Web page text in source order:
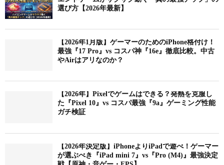
選び方【2026年最新】
【2026年1月版】ゲーマーのためのiPhone格付け！
最強『17 Pro』vs コスパ神『16e』徹底比較。中古
やAirはアリなのか？
【2026年】Pixelでゲームはできる？発熱を克服し
た『Pixel 10』vs コスパ最強『9a』ゲーミング性能
ガチ検証
【2026年決定版】iPhoneよりiPadで遊べ！ゲーマー
が選ぶべき『iPad mini 7』vs『Pro (M4)』最強決定